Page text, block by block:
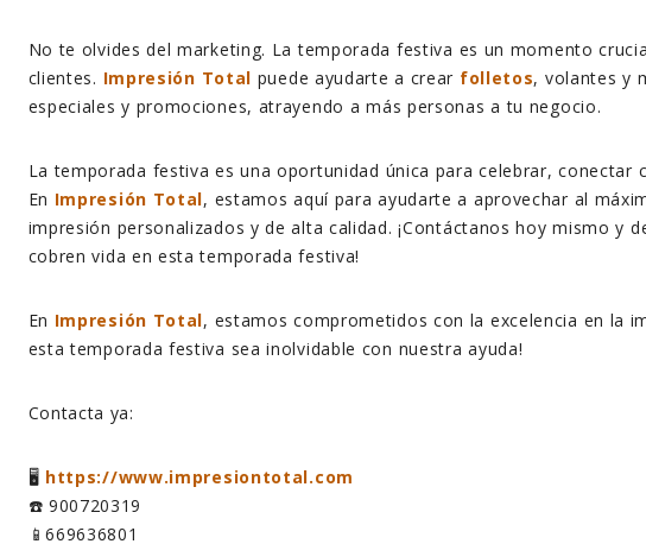
No te olvides del marketing. La temporada festiva es un momento
clientes. Impresión Total puede ayudarte a crear folletos, volantes y
especiales y promociones, atrayendo a más personas a tu negocio.
La temporada festiva es una oportunidad única para celebrar, conectar
En Impresión Total, estamos aquí para ayudarte a aprovechar al
impresión personalizados y de alta calidad. ¡Contáctanos hoy mismo y
cobren vida en esta temporada festiva!
En Impresión Total, estamos comprometidos con la excelencia en la
esta temporada festiva sea inolvidable con nuestra ayuda!
Contacta ya:
🖥️ https://www.impresiontotal.com
☎️ 900720319
📱669636801